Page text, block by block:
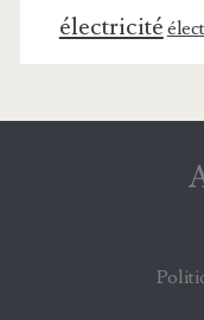
électricité